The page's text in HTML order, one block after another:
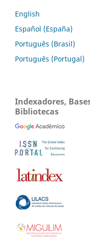
English
Español (España)
Português (Brasil)
Português (Portugal)
Indexadores,
Bibliotecas